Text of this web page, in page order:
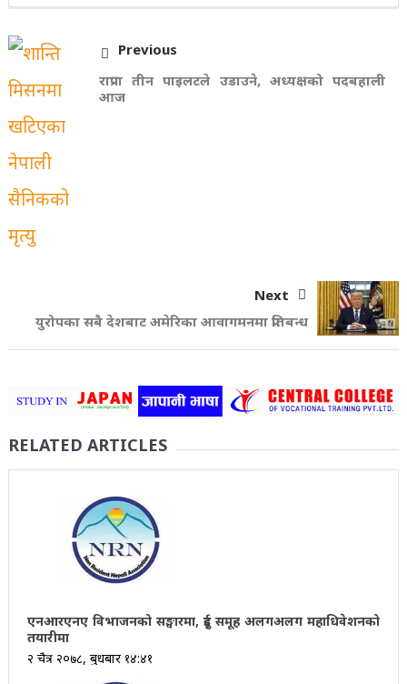
Previous
राप्रपा तीन पाइलटले उडाउने, अध्यक्षको पदबहाली
आज
Next
युरोपका सबै देशबाट अमेरिका आवागमनमा प्रतिबन्ध
RELATED ARTICLES
एनआरएनए विभाजनको सङ्घारमा, दुई समूह अलगअलग महाधिवेशनको
तयारीमा
२ चैत्र २०७८, बुधबार १४:४१